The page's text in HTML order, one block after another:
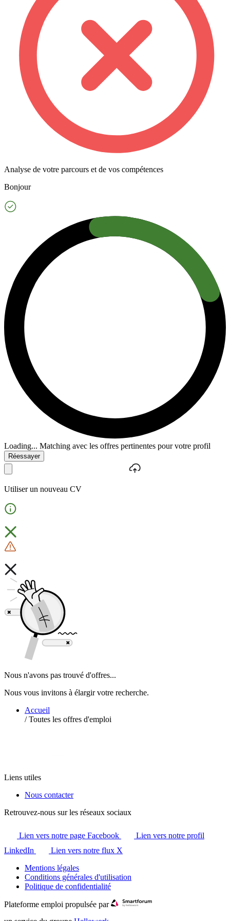
Analyse de votre parcours et de vos compétences
Bonjour
Loading... Matching avec les offres pertinentes pour votre profil
Réessayer
Utiliser un nouveau CV
Nous n'avons pas trouvé d'offres...
Nous vous invitons à élargir votre recherche.
Accueil
/ Toutes les offres d'emploi
Liens utiles
Nous contacter
Retrouvez-nous sur les réseaux sociaux
Lien vers notre page Facebook
Lien vers notre profil
LinkedIn
Lien vers notre flux X
Mentions légales
Conditions générales d'utilisation
Politique de confidentialité
Plateforme emploi propulsée par